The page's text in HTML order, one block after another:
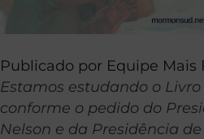
Publicado por Equipe Mais
Estamos estudando o
conforme o pedido do
Nelson e da Presidência